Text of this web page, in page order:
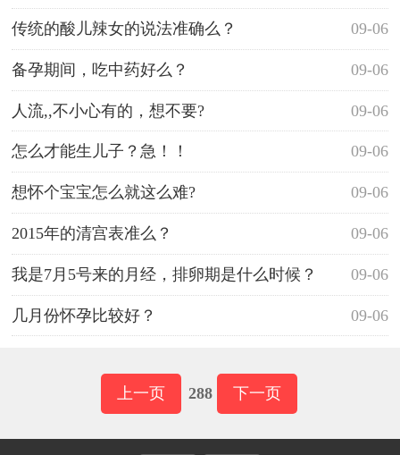
怀男孩啊？ 09-06
传统的酸儿辣女的说法准确么？
09-06
备孕期间，吃中药好么？
09-06
人流,,不小心有的，想不要?
09-06
怎么才能生儿子？急！！
09-06
想怀个宝宝怎么就这么难?
09-06
2015年的清宫表准么？
09-06
我是7月5号来的月经，排卵期是什么时候？
09-06
几月份怀孕比较好？
上一页 288 下一页